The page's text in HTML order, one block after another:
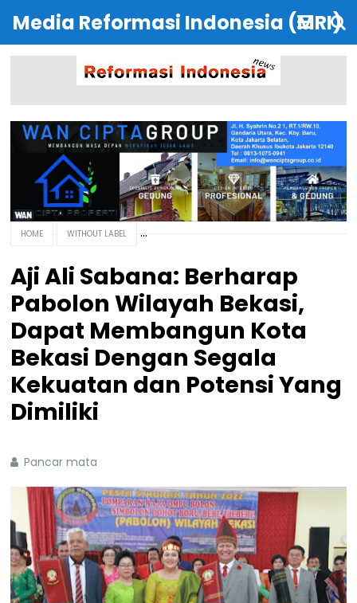
Media Reformasi Indonesia (MRI)
HOME WITHOUT LABEL
Aji Ali Sabana: Berharap
Pabolon Wilayah Bekasi,
Dapat Membangun Kota
Bekasi Dengan Segala
Kekuatan dan Potensi Yang
Dimiliki
Pancar mata